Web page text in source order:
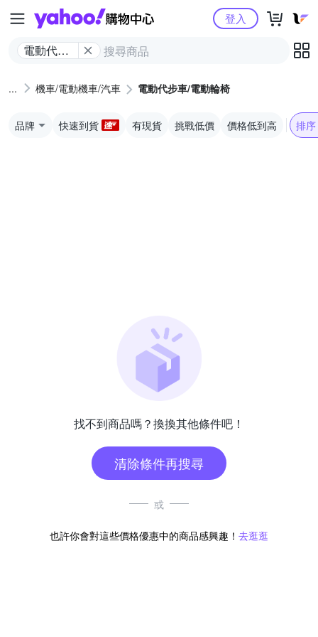
Yahoo購物中心
電動代步
椅
登入
機車/電動機車/汽車 電動代步車/電動輪椅
品牌 快速到貨 有現貨 挑戰低價 價格低到高 排序
找不到商品嗎？換換其他條件吧！
清除條件再搜尋
或
也許你會對這些價格優惠中的商品感興趣！ 去逛逛